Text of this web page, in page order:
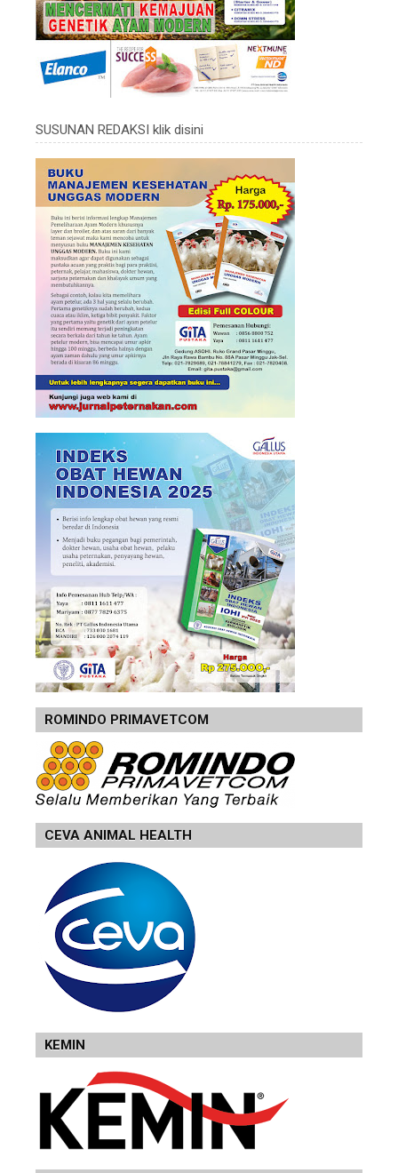
SUSUNAN REDAKSI klik disini
ROMINDO PRIMAVETCOM
CEVA ANIMAL HEALTH
KEMIN